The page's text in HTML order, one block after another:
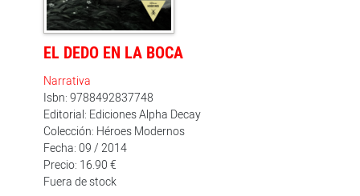
EL DEDO EN LA BOCA
Narrativa
Isbn: 9788492837748
Editorial: Ediciones Alpha Decay
Colección: Héroes Modernos
Fecha: 09 / 2014
Precio: 16.90 €
Fuera de stock